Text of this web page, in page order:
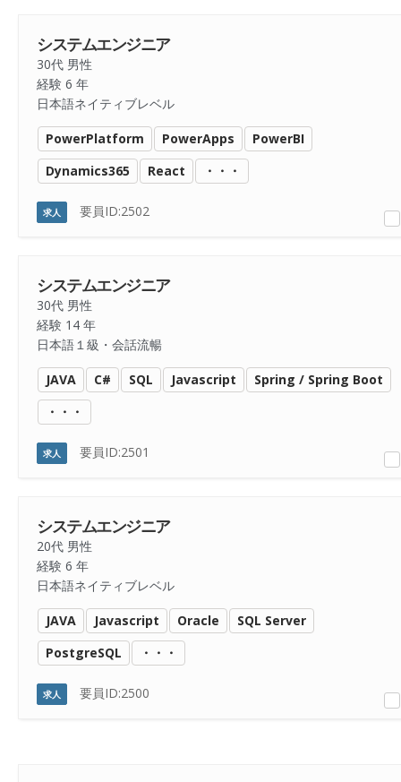
システムエンジニア
30代 男性
経験 6 年
日本語ネイティブレベル
PowerPlatform PowerApps
PowerBI
Dynamics365
React ・・・
求人 要員ID:2502
システムエンジニア
30代 男性
経験 14 年
日本語１級・会話流暢
JAVA C# SQL Javascript
Spring / Spring Boot
・・・
求人 要員ID:2501
システムエンジニア
20代 男性
経験 6 年
日本語ネイティブレベル
JAVA Javascript Oracle
SQL Server
PostgreSQL
・・・
求人 要員ID:2500